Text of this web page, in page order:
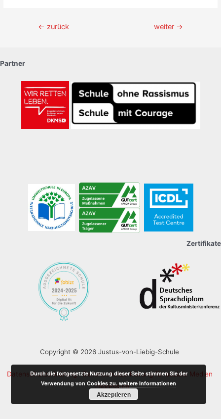
Beitragsnavigation
← zurück weiter →
Partner
Zertifikate
Copyright © 2026 Justus-von-Liebig-Schule
Datenschutzerklärung
Datenschutzerklärung für soziale Medien
Impressum
Durch die fortgesetzte Nutzung dieser Seite stimmen Sie der
Verwendung von Cookies zu.weitere Informationen
Akzeptieren